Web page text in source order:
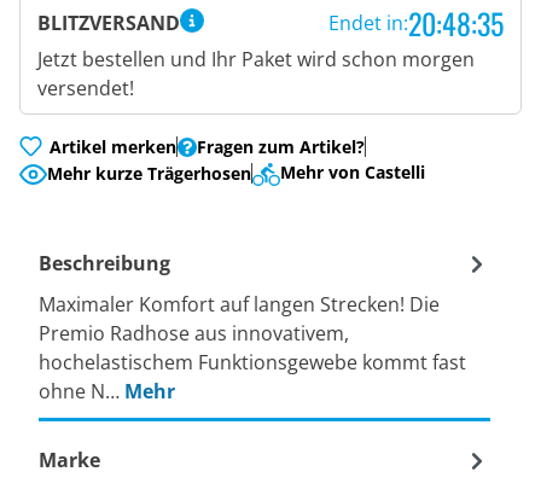
BLITZVERSAND
Jetzt bestellen und Ihr Paket wird schon morgen
versendet!
Endet in:20:48:34
Artikel merken
Fragen zum Artikel?
Mehr kurze Trägerhosen
Mehr von Castelli
Beschreibung
Maximaler Komfort auf langen Strecken! Die
Premio Radhose aus innovativem,
hochelastischem Funktionsgewebe kommt fast
ohne N… Mehr
Marke